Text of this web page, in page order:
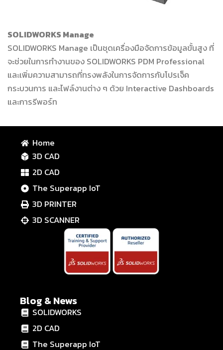
SOLIDWORKS Manage
SOLIDWORKS Manage เป็นชุดเครื่องมือจัดการข้อมูลขั้นสูง ที่
จะช่วยในการทำงานของ SOLIDWORKS PDM Professional
และเพิ่มความสามารถที่ทรงพลังในการจัดการกับโปรเจ็ค
กระบวนการ และไฟล์งานต่าง ๆ ด้วย Interactive Dashboards
และการรีพอร์ท
Home
3D CAD
2D CAD
The Superapp IoT
3D PRINTER
3D SCANNER
Blog & News
SOLIDWORKS
2D CAD
The Superapp IoT